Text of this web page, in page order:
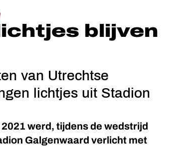
BLIJVEN BRANDEN
blijven
van Utrechtse
lichtjes uit Stadion
werd, tijdens de wedstrijd
Galgenwaard verlicht met